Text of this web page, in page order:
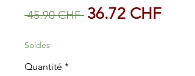
45.90 CHF Prix
36.72 CHFPrix
Soldes
Quantité *